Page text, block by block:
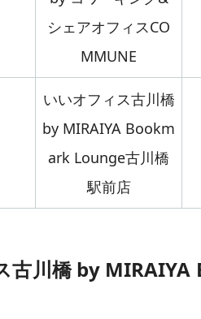
シェアオフィスCO
MMUNE
いいオフィス古川橋
by MIRAIYA Bookm
ark Lounge古川橋
駅前店
古川橋 by